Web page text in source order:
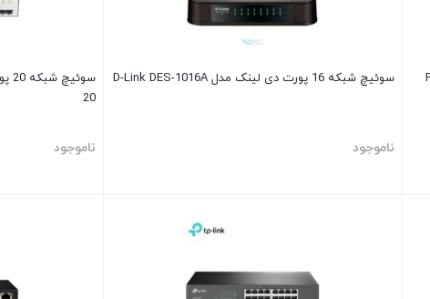
سوئیچ شبکه 16 پورت دی لینک مدل D-Link DES-1016A
ناموجود
20
ناموجود